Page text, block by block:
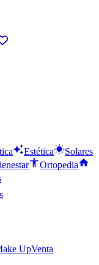
Estética
Solares
Ortopedia
UpVenta